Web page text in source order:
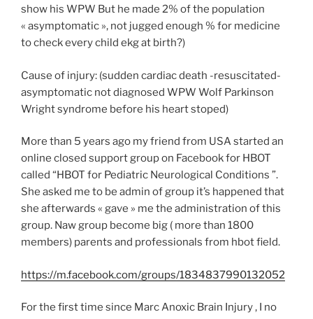
show his WPW But he made 2% of the population
« asymptomatic », not jugged enough % for medicine
to check every child ekg at birth?)
Cause of injury: (sudden cardiac death -resuscitated-
asymptomatic not diagnosed WPW Wolf Parkinson
Wright syndrome before his heart stoped)
More than 5 years ago my friend from USA started an
online closed support group on Facebook for HBOT
called “HBOT for Pediatric Neurological Conditions ”.
She asked me to be admin of group it’s happened that
she afterwards « gave » me the administration of this
group. Naw group become big ( more than 1800
members) parents and professionals from hbot field.
https://m.facebook.com/groups/1834837990132052
For the first time since Marc Anoxic Brain Injury , I no